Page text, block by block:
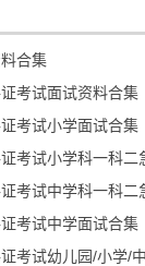
合集
考试面试资料合集
考试小学面试合集
考试小学科一科二
考试中学科一科二
考试中学面试合集